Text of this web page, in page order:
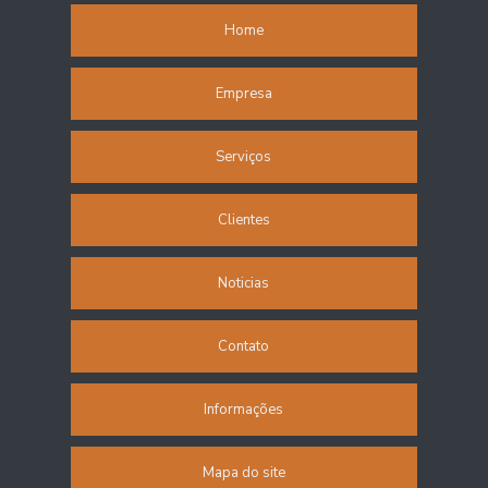
Restaurante de coletividade
Restaurante para empresas
Restaurantes corporativos
Home
Empresa
Serviços
Clientes
Noticias
Contato
Informações
Mapa do site